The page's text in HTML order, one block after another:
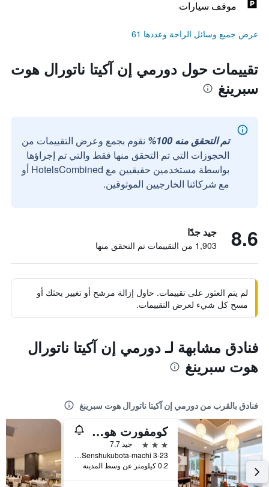
موقف سيارات
عرض جميع وسائل الراحة وعددها 61
تقييمات حول دورمي إن آكيتا ناتورال هوت
سبرينغ
تم التحقق منه 100%
نقوم بجمع وعرض التقييمات من
الحجوزات التي تم التحقق منها فقط والتي تم إجراؤها
بواسطة مستخدمين حقيقيين مع HotelsCombined أو
مع شركائنا الخارجيين الموثوقين.
8.6 جيد جدًا
1,903 من التقييمات تم التحقق منها
لم يتم العثور على تقييمات. حاول إزالة مرشح أو تغيير بحثك أو
مسح كل شيء لعرض التقييمات.
فنادق مشابهة لـ دورمي إن آكيتا ناتورال
هوت سبرينغ
فنادق بالقرب من دورمي إن آكيتا ناتورال هوت سبرينغ
كومفورت هوتل أكيتا
3 نجوم
جيد 7.7
3-23 Senshukubota-machi, اكيتا, اليابان
0.2 كيلومتر عن وسط المدينة